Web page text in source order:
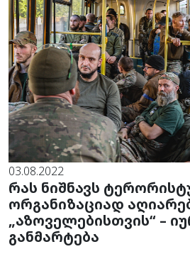
03.08.2022
რას ნიშნავს
ორგანიზაციად
„აზოველებისთვის“ –
განმარტება